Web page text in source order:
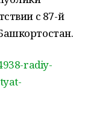
с 87-й
radiy-